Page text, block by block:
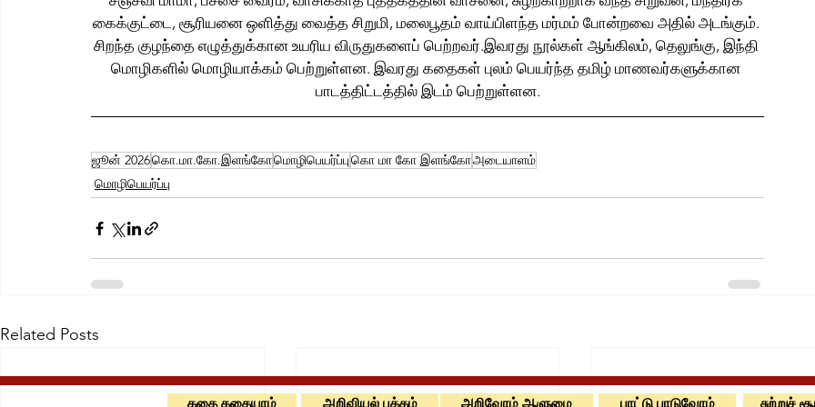
கைக்குட்டை, சூரியனை ஒளித்து வைத்த சிறுமி, மலைபூதம் வாய்பிளந்த மர்மம் போன்றவை அதில் அடங்கும்.
சிறந்த குழந்தை எழுத்துக்கான உயரிய விருதுகளைப் பெற்றவர்.இவரது நூல்கள் ஆங்கிலம், தெலுங்கு, இந்தி
மொழிகளில் மொழியாக்கம் பெற்றுள்ளன. இவரது கதைகள் புலம் பெயர்ந்த தமிழ் மாணவர்களுக்கான
பாடத்திட்டத்தில் இடம் பெற்றுள்ளன.
ஜூன் 2026கொ.மா.கோ.இளங்கோமொழிபெயர்ப்புகொ மா கோ இளங்கோஅடையாளம்
மொழிபெயர்ப்பு
Related Posts
கதை கதையாம் அறிவியல் பக்கம் அறிவோம் ஆளுமை பாட்டு பாடுவோம் சுற்றுச்